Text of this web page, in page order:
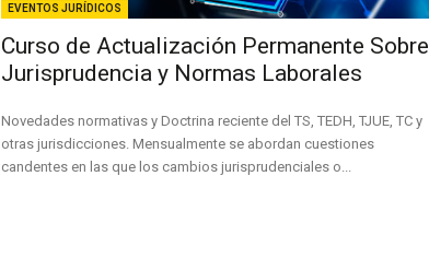
EVENTOS JURÍDICOS
Curso de Actualización Permanente Sobre
Jurisprudencia y Normas Laborales
Novedades normativas y Doctrina reciente del TS, TEDH, TJUE, TC y
otras jurisdicciones. Mensualmente se abordan cuestiones
candentes en las que los cambios jurisprudenciales o...